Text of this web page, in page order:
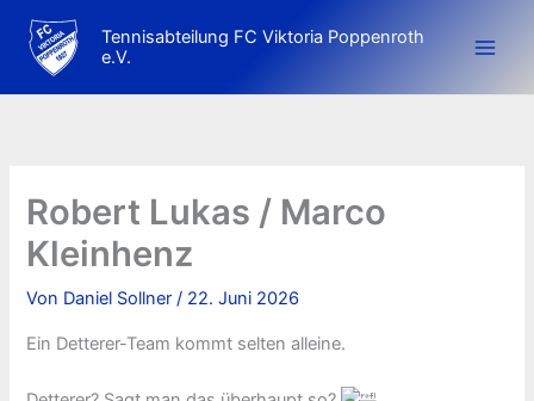
Inhalt
springen
Tennisabteilung FC Viktoria Poppenroth
e.V.
Robert Lukas / Marco
Kleinhenz
Von Daniel Sollner/ 22. Juni 2026
Ein Detterer-Team kommt selten alleine.